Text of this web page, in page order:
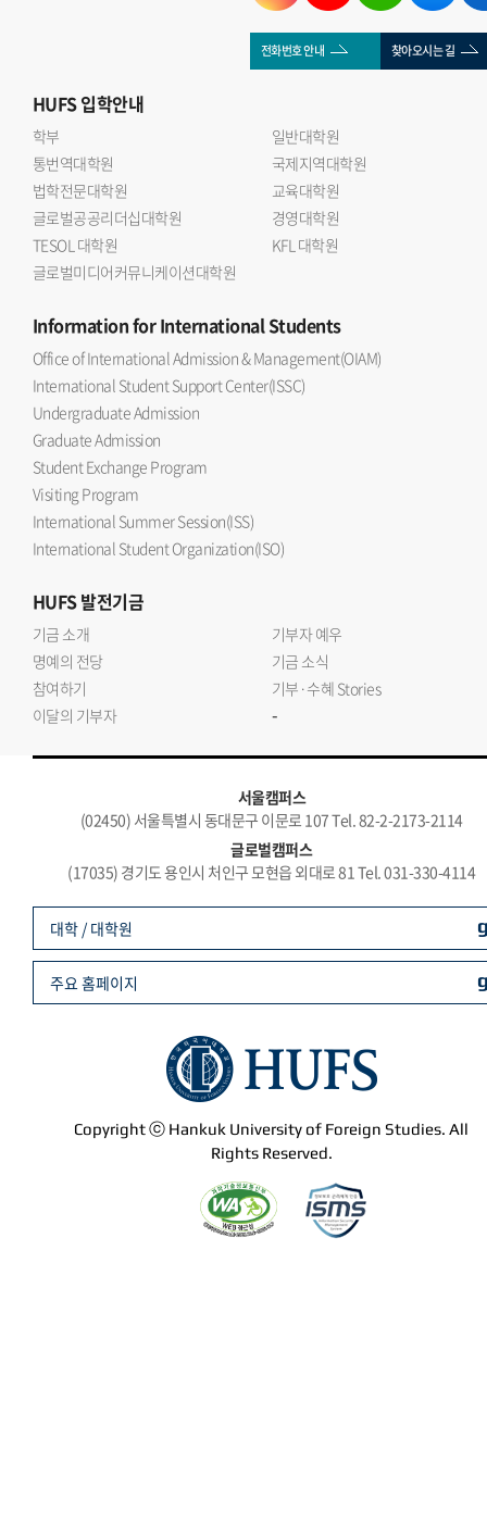
전화번호 안내 찾아오시는 길
HUFS입학안내
학부
일반대학원
통번역대학원
국제지역대학원
법학전문대학원
교육대학원
글로벌공공리더십대학원
경영대학원
TESOL 대학원
KFL 대학원
글로벌미디어커뮤니케이션대학원
Informationfor International Students
Office of International Admission & Management(OIAM)
International Student Support Center(ISSC)
Undergraduate Admission
Graduate Admission
Student Exchange Program
Visiting Program
International Summer Session(ISS)
International Student Organization(ISO)
HUFS발전기금
기금 소개
기부자 예우
명예의 전당
기금 소식
참여하기
기부·수혜 Stories
이달의 기부자
-
서울캠퍼스
(02450) 서울특별시 동대문구 이문로 107 Tel. 82-2-2173-2114
글로벌캠퍼스
(17035) 경기도 용인시 처인구 모현읍 외대로 81 Tel. 031-330-4114
Copyright ⓒ Hankuk University of Foreign Studies. All
Rights Reserved.
대학 / 대학원
주요 홈페이지